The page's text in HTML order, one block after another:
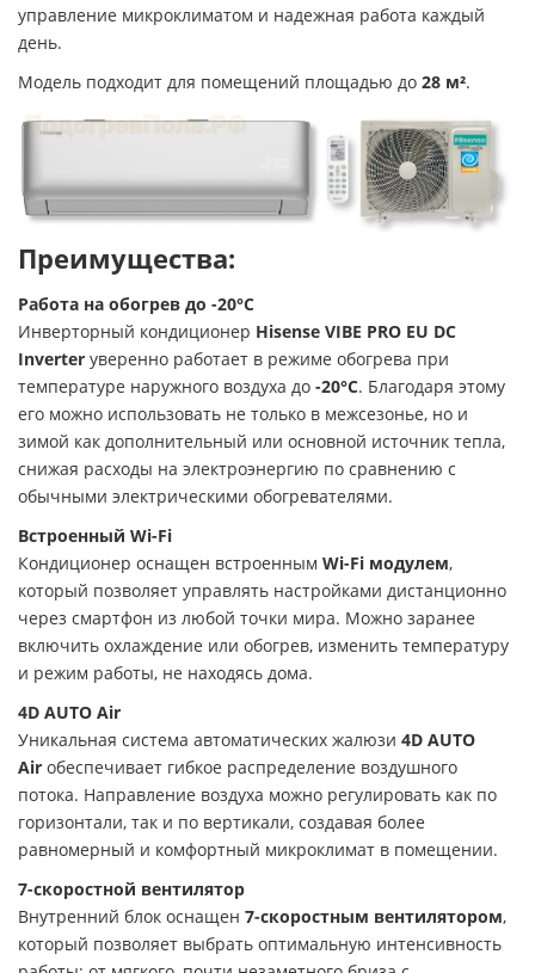
управление микроклиматом и надежная работа каждый
день.
Модель подходит для помещений площадью до 28 м².
Преимущества:
Работа на обогрев до -20°C
Инверторный кондиционер Hisense VIBE PRO EU DC
Inverter уверенно работает в режиме обогрева при
температуре наружного воздуха до -20°C. Благодаря этому
его можно использовать не только в межсезонье, но и
зимой как дополнительный или основной источник тепла,
снижая расходы на электроэнергию по сравнению с
обычными электрическими обогревателями.
Встроенный Wi-Fi
Кондиционер оснащен встроенным Wi-Fi модулем,
который позволяет управлять настройками дистанционно
через смартфон из любой точки мира. Можно заранее
включить охлаждение или обогрев, изменить температуру
и режим работы, не находясь дома.
4D AUTO Air
Уникальная система автоматических жалюзи 4D AUTO
Air обеспечивает гибкое распределение воздушного
потока. Направление воздуха можно регулировать как по
горизонтали, так и по вертикали, создавая более
равномерный и комфортный микроклимат в помещении.
7-скоростной вентилятор
Внутренний блок оснащен 7-скоростным вентилятором,
который позволяет выбрать оптимальную интенсивность